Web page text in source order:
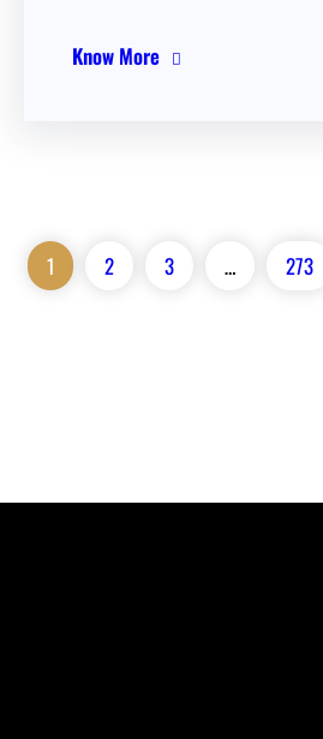
Know More
1 2 3 … 273